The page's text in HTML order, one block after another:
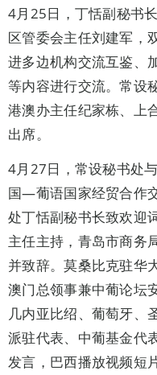
4月25日，丁恬副秘书
区管委会主任刘建军，
进多边机构交流互鉴、
等内容进行交流。常设
港澳办主任纪家栋、上
出席。
4月27日，常设秘书处
国—葡语国家经贸合作
处丁恬副秘书长致欢迎
主任主持，青岛市商务
并致辞。莫桑比克驻华
澳门总领事兼中葡论坛
几内亚比绍、葡萄牙、
派驻代表、中葡基金代
发言，巴西播放视频短